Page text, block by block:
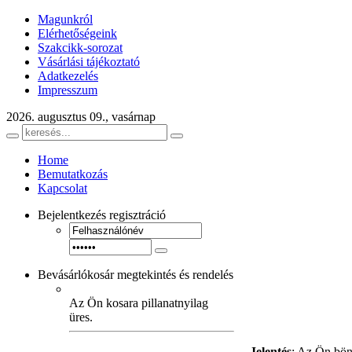
Magunkról
Elérhetőségeink
Szakcikk-sorozat
Vásárlási tájékoztató
Adatkezelés
Impresszum
2026. augusztus 09., vasárnap
Home
Bemutatkozás
Kapcsolat
Bejelentkezés regisztráció
Bevásárlókosár megtekintés és rendelés
Az Ön kosara pillanatnyilag
üres.